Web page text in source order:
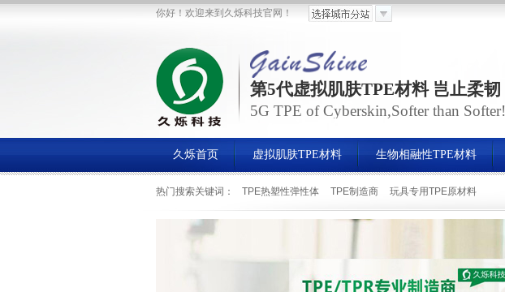
你好！欢迎来到久烁科技官网！
第5代虚拟肌肤TPE材料 岂止柔韧
5G TPE of Cyberskin,Softer than Softer!
久烁首页 虚拟肌肤TPE材料 生物相融性TPE材料
热门搜索关键词： TPE热塑性弹性体 TPE制造商 玩具专用TPE原材料